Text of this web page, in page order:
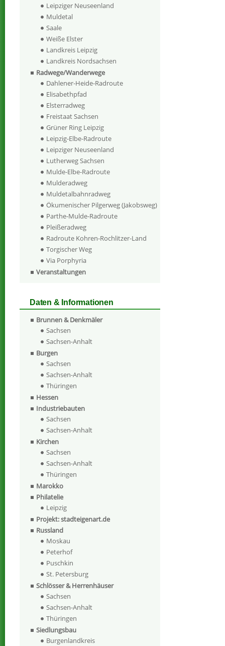
Leipziger Neuseenland
Muldetal
Saale
Weiße Elster
Landkreis Leipzig
Landkreis Nordsachsen
Radwege/Wanderwege
Dahlener-Heide-Radroute
Elisabethpfad
Elsterradweg
Freistaat Sachsen
Grüner Ring Leipzig
Leipzig-Elbe-Radroute
Leipziger Neuseenland
Lutherweg Sachsen
Mulde-Elbe-Radroute
Mulderadweg
Muldetalbahnradweg
Ökumenischer Pilgerweg (Jakobsweg)
Parthe-Mulde-Radroute
Pleißeradweg
Radroute Kohren-Rochlitzer-Land
Torgischer Weg
Via Porphyria
Veranstaltungen
Daten & Informationen
Brunnen & Denkmäler
Sachsen
Sachsen-Anhalt
Burgen
Sachsen
Sachsen-Anhalt
Thüringen
Hessen
Industriebauten
Sachsen
Sachsen-Anhalt
Kirchen
Sachsen
Sachsen-Anhalt
Thüringen
Marokko
Philatelie
Leipzig
Projekt: stadteigenart.de
Russland
Moskau
Peterhof
Puschkin
St. Petersburg
Schlösser & Herrenhäuser
Sachsen
Sachsen-Anhalt
Thüringen
Siedlungsbau
Burgenlandkreis